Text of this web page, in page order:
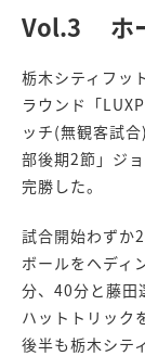
Vol.3 ホ
栃木シティフッ
ラウンド「
ッチ(無観客試
部後期2節」ジ
完勝した。
試合開始わずか
ボールをヘディ
分、40分と藤田
ハットトリック
後半も栃木シテ